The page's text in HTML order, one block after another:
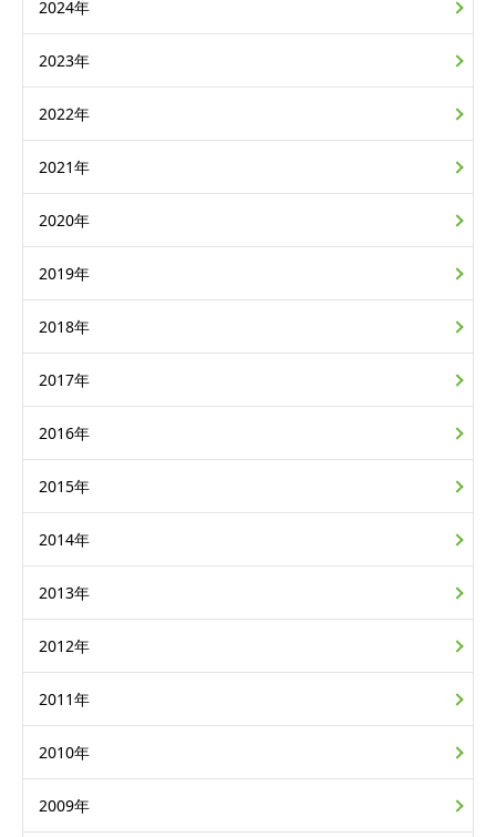
2024年
2023年
2022年
2021年
2020年
2019年
2018年
2017年
2016年
2015年
2014年
2013年
2012年
2011年
2010年
2009年